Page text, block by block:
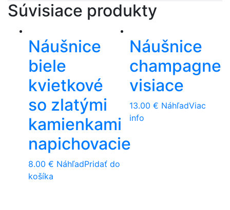
Súvisiace produkty
Náušnice
biele
kvietkové
so zlatými
kamienkami
napichovacie
8.00 € NáhľadPridať do
košíka
Náušnice
champagne
visiace
13.00 € NáhľadViac
info